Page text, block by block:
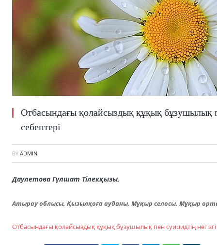
Отбасындағы қолайсыздық құқық бұзушылық
себептері
BY ADMIN
Даулетова Гүлшат Тілекқызы,
Атырау облысы, Қызылқоға ауданы, Мұқыр селосы, Мұқыр
Отбасындағы қолайсыздық құқық бұзушылық пен суицидтің негізгі